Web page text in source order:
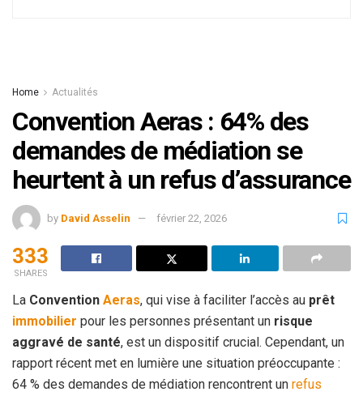
Home Actualités
Convention Aeras : 64% des
demandes de médiation se
heurtent à un refus d’assurance
by David Asselin février 22, 2026
333
SHARES
La Convention Aeras, qui vise à faciliter l’accès au prêt
immobilier pour les personnes présentant un risque
aggravé de santé, est un dispositif crucial. Cependant, un
rapport récent met en lumière une situation préoccupante :
64 % des demandes de médiation rencontrent un refus